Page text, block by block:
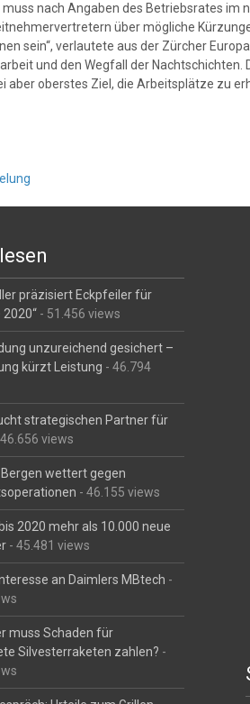
muss nach Angaben des Betriebsrates im
über mögliche
sein“, verlautete aus der Zürcher
und den Wegfall der
aber oberstes Ziel, die Arbeitsplätze zu
präzisiert Eckpfeiler für
- 51.456 views
unzureichend gesichert –
kürzt Leistung - 46.794
strategischen Partner für
views
Bergen wettert gegen
- 46.155 views
2020 mehr als 10.000 neue
- 45.481 views
an Daimlers MBtech -
muss Schaden für
Silvesterraketen zahlen? -